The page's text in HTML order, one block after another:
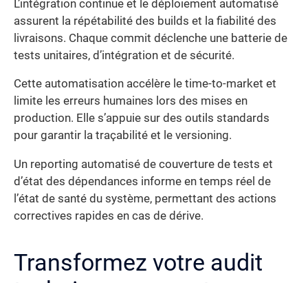
L’intégration continue et le déploiement automatisé
assurent la répétabilité des builds et la fiabilité des
livraisons. Chaque commit déclenche une batterie de
tests unitaires, d’intégration et de sécurité.
Cette automatisation accélère le time-to-market et
limite les erreurs humaines lors des mises en
production. Elle s’appuie sur des outils standards
pour garantir la traçabilité et le versioning.
Un reporting automatisé de couverture de tests et
d’état des dépendances informe en temps réel de
l’état de santé du système, permettant des actions
correctives rapides en cas de dérive.
Transformez votre audit